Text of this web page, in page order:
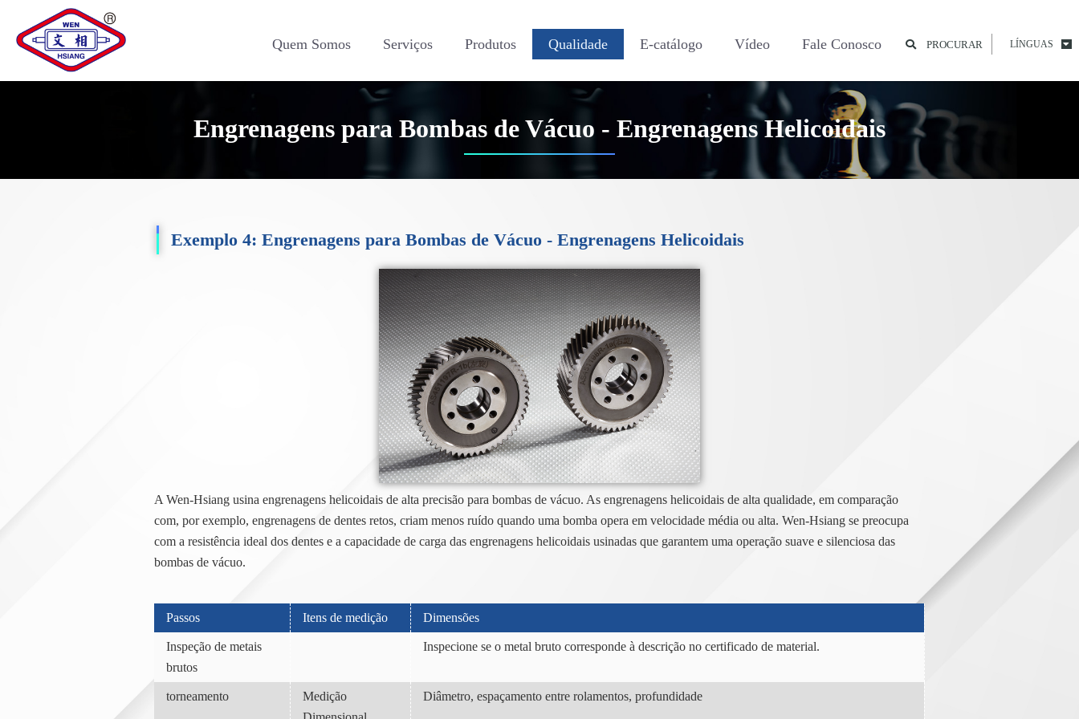
Quem Somos Serviços Produtos Qualidade E-catálogo Vídeo Fale Conosco PROCURAR LÍNGUAS
Engrenagens para Bombas de Vácuo - Engrenagens Helicoidais
Exemplo 4: Engrenagens para Bombas de Vácuo - Engrenagens Helicoidais
A Wen-Hsiang usina engrenagens helicoidais de alta precisão para bombas de vácuo. As engrenagens helicoidais de alta qualidade, em comparação
com, por exemplo, engrenagens de dentes retos, criam menos ruído quando uma bomba opera em velocidade média ou alta. Wen-Hsiang se preocupa
com a resistência ideal dos dentes e a capacidade de carga das engrenagens helicoidais usinadas que garantem uma operação suave e silenciosa das
bombas de vácuo.
Passos Itens de medição Dimensões
Inspeção de metais
brutos
Inspecione se o metal bruto corresponde à descrição no certificado de material.
torneamento
Medição
Diâmetro, espaçamento entre rolamentos, profundidade